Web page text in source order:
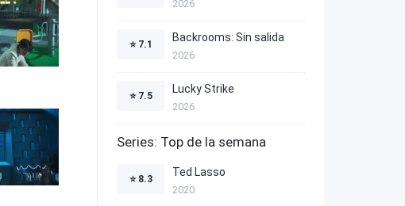
2026
⭐ 7.1
Backrooms: Sin salida
2026
⭐ 7.5
Lucky Strike
2026
Series: Top de la semana
⭐ 8.3
Ted Lasso
2020